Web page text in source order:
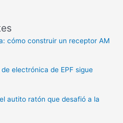
cómo construir un receptor AM
de electrónica de EPF sigue
autito ratón que desafió a la